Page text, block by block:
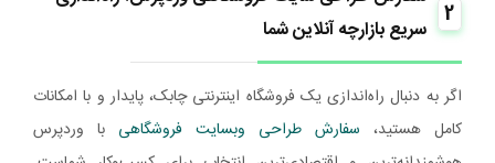
2
سریع بازارچه آنلاین شما
اگر به دنبال راه‌اندازی یک فروشگاه اینترنتی چابک، پایدار و با امکانات
کامل هستید، سفارش طراحی وبسایت فروشگاهی با وردپرس